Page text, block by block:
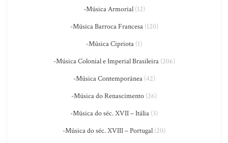
-Música Armorial(12)
-Música Barroca Francesa(120)
-Música Cipriota (1)
-Música Colonial e Imperial Brasileira(206)
-Música Contemporânea(42)
-Música do Renascimento (26)
-Música do séc. XVII – Itália (3)
-Música do séc. XVIII – Portugal (20)